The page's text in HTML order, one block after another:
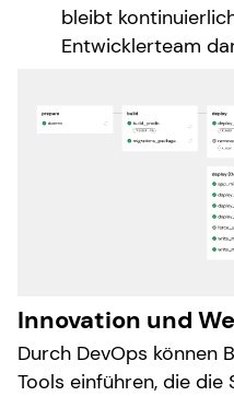
bleibt
Entwicklerteam
Innovation und
Durch DevOps können
Tools einführen, die